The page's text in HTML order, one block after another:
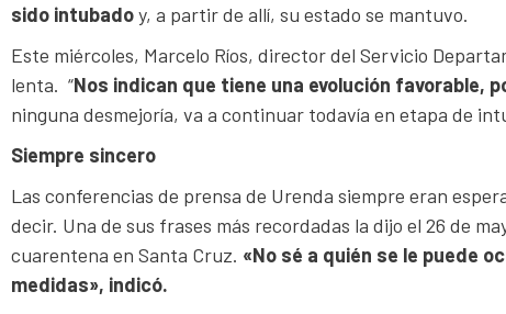
sido intubadoy, a partir de allí, su estado se mantuvo.
Este miércoles, Marcelo Ríos, director del Servicio
lenta. “Nos indican que tiene una evolución favorable,
ninguna desmejoría, va a continuar todavía en etapa de
Siempre sincero
Las conferencias de prensa de Urenda siempre eran
decir. Una de sus frases más recordadas la dijo el 26 de
cuarentena en Santa Cruz. «No sé a quién se le puede
medidas», indicó.